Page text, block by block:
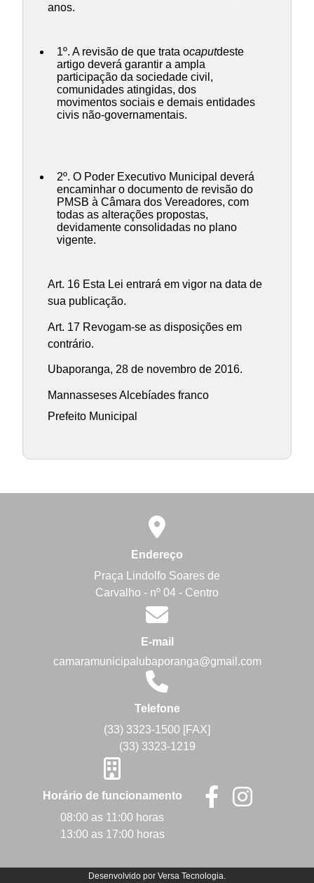
anos.
1º. A revisão de que trata ocaputdeste
artigo deverá garantir a ampla
participação da sociedade civil,
comunidades atingidas, dos
movimentos sociais e demais entidades
civis não-governamentais.
2º. O Poder Executivo Municipal deverá
encaminhar o documento de revisão do
PMSB à Câmara dos Vereadores, com
todas as alterações propostas,
devidamente consolidadas no plano
vigente.
Art. 16 Esta Lei entrará em vigor na data de
sua publicação.
Art. 17 Revogam-se as disposições em
contrário.
Ubaporanga, 28 de novembro de 2016.
Mannasseses Alcebíades franco
Prefeito Municipal
Endereço
Praça Lindolfo Soares de
Carvalho - nº 04 - Centro
E-mail
camaramunicipalubaporanga@gmail.com
Telefone
(33) 3323-1500 [FAX]
(33) 3323-1219
Horário de funcionamento
08:00 as 11:00 horas
13:00 as 17:00 horas
Desenvolvido por Versa Tecnologia.